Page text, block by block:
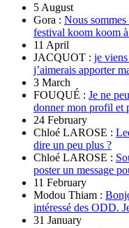
5 August
Gora : Nous
festival koom koom
11 April
JACQUOT : je
j’aimerais apporter
3 March
FOUQUÉ : Je ne
donner mon profil et
24 February
Chloé LAROSE :
dire un peu plus ?
Chloé LAROSE :
poster un message
11 February
Modou Thiam :
intéressé des ODD.
31 January